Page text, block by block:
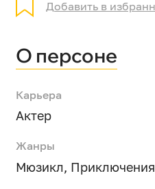
Добавить в
О персоне
Карьера
Актер
Жанры
Мюзикл, Приключения